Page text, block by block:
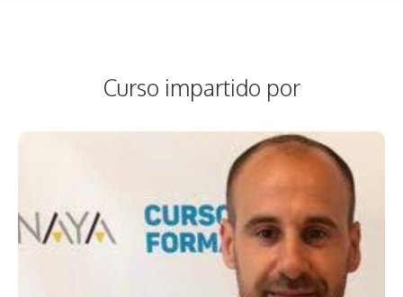
Curso impartido por